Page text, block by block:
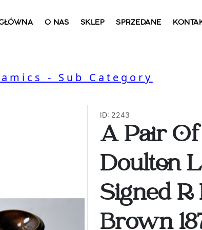
O NAS SKLEP SPRZEDANE
- Sub Category
ID: 2243
A Pair
Doulton
Signed R
Brown